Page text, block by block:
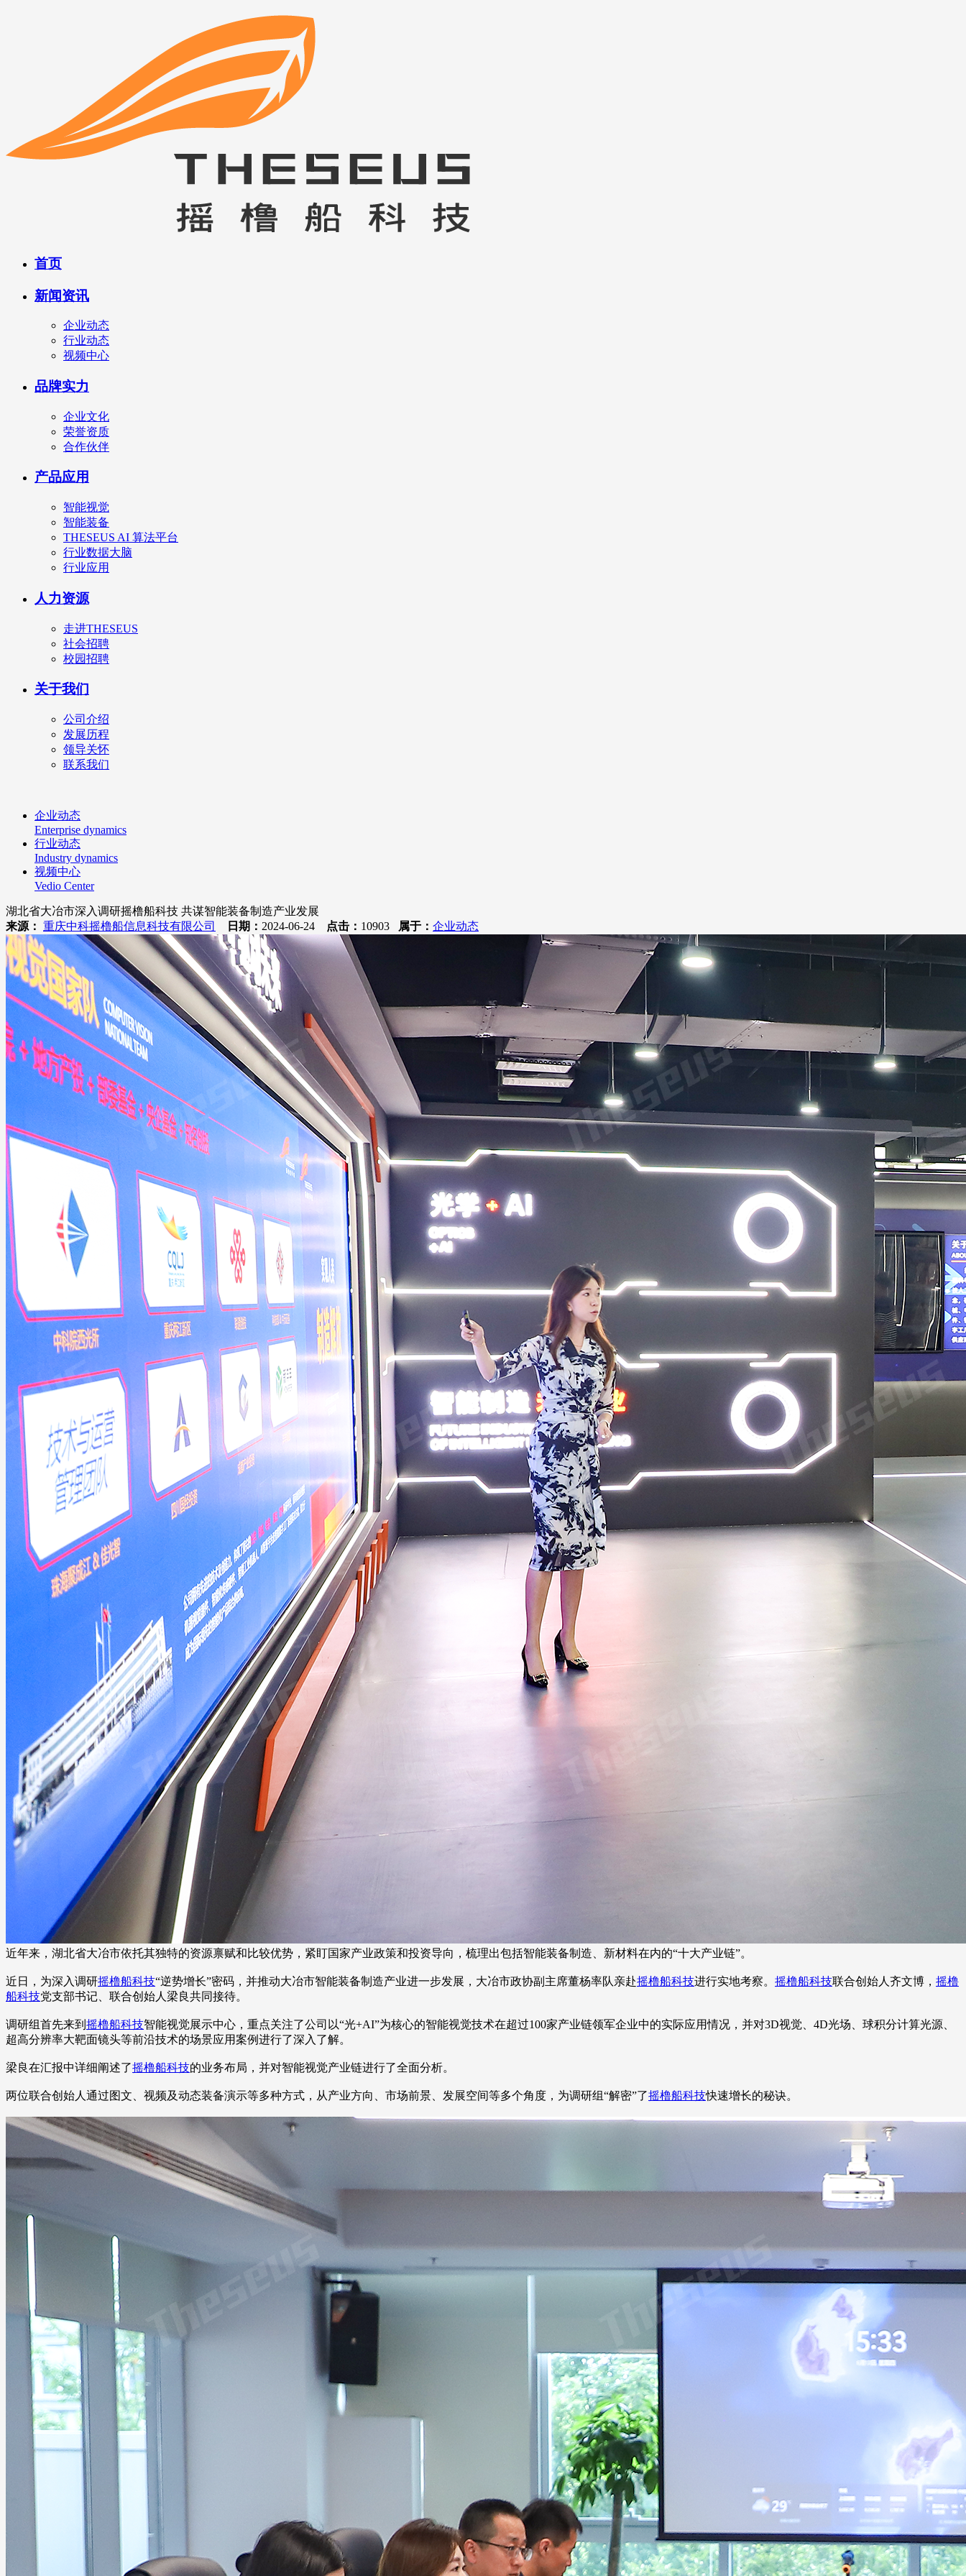
首页
新闻资讯
企业动态
行业动态
视频中心
品牌实力
企业文化
荣誉资质
合作伙伴
产品应用
智能视觉
智能装备
THESEUS AI 算法平台
行业数据大脑
行业应用
人力资源
走进THESEUS
社会招聘
校园招聘
关于我们
公司介绍
发展历程
领导关怀
联系我们
企业动态
Enterprise dynamics
行业动态
Industry dynamics
视频中心
Vedio Center
湖北省大冶市深入调研摇橹船科技 共谋智能装备制造产业发展
来源： 重庆中科摇橹船信息科技有限公司 日期： 2024-06-24 点击： 10903 属于： 企业动态
近年来，湖北省大冶市依托其独特的资源禀赋和比较优势，紧盯国家产业政策和投资导向，梳理出包括智能装备制造、新材料在内的“十大产业链”。
近日，为深入调研摇橹船科技“逆势增长”密码，并推动大冶市智能装备制造产业进一步发展，大冶市政协副主席董杨率队亲赴摇橹船科技进行实地考察。 摇橹船科技联合创始人齐文博， 摇橹
船科技党支部书记、联合创始人梁良共同接待。
调研组首先来到 摇橹船科技智能视觉展示中心，重点关注了公司以“光+AI”为核心的智能视觉技术在超过100家产业链领军企业中的实际应用情况，并对3D视觉、4D光场、球积分计算光源、
超高分辨率大靶面镜头等前沿技术的场景应用案例进行了深入了解。
梁良在汇报中详细阐述了摇橹船科技的业务布局，并对智能视觉产业链进行了全面分析。
两位联合创始人通过图文、视频及动态装备演示等多种方式，从产业方向、市场前景、发展空间等多个角度，为调研组“解密”了摇橹船科技快速增长的秘诀。